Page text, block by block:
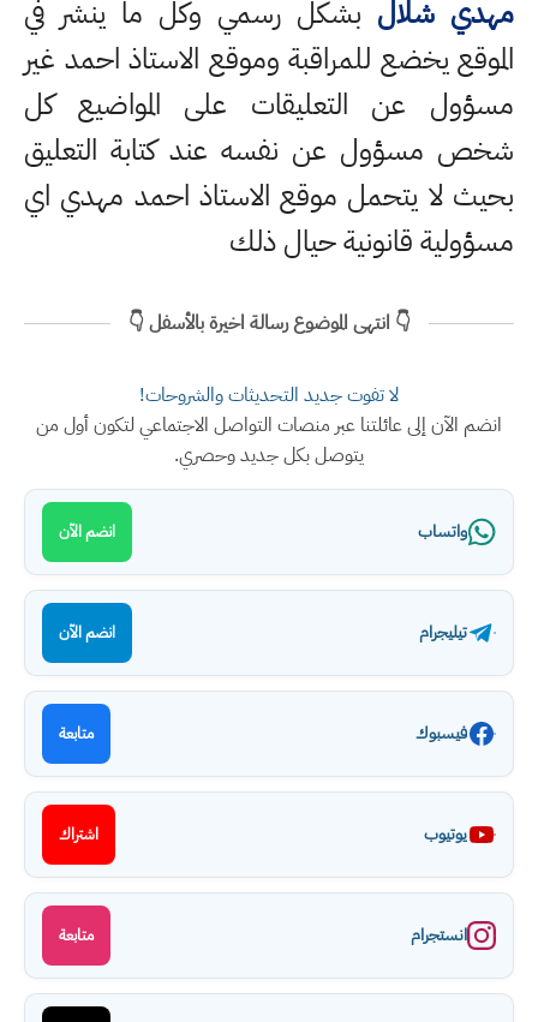
مهدي شلال بشكل رسمي وكل ما ينشر في
الموقع يخضع للمراقبة وموقع الاستاذ احمد غير
مسؤول عن التعليقات على المواضيع كل
شخص مسؤول عن نفسه عند كتابة التعليق
بحيث لا يتحمل موقع الاستاذ احمد مهدي اي
مسؤولية قانونية حيال ذلك
👇 انتهى الموضوع رسالة اخيرة بالأسفل 👇
لا تفوت جديد التحديثات والشروحات!
انضم الآن إلى عائلتنا عبر منصات التواصل الاجتماعي لتكون أول من
يتوصل بكل جديد وحصري.
واتساب انضم الآن
تيليجرام انضم الآن
فيسبوك متابعة
يوتيوب اشتراك
انستجرام متابعة